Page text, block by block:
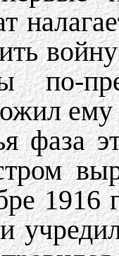
по-
ему
фаза
1916